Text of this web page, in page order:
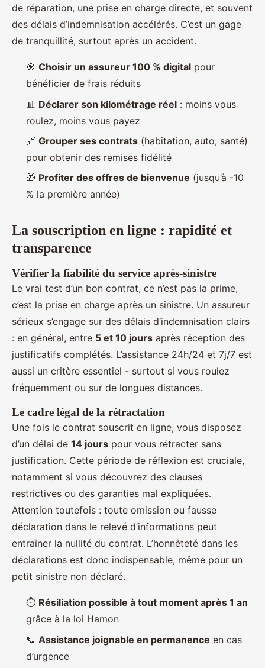
de réparation, une prise en charge directe, et souvent
des délais d’indemnisation accélérés. C’est un gage
de tranquillité, surtout après un accident.
🎯 Choisir un assureur 100 % digital pour
bénéficier de frais réduits
📊 Déclarer son kilométrage réel : moins vous
roulez, moins vous payez
🔗 Grouper ses contrats (habitation, auto, santé)
pour obtenir des remises fidélité
🎁 Profiter des offres de bienvenue (jusqu’à -10
% la première année)
La souscription en ligne : rapidité et
transparence
Vérifier la fiabilité du service après-sinistre
Le vrai test d’un bon contrat, ce n’est pas la prime,
c’est la prise en charge après un sinistre. Un assureur
sérieux s’engage sur des délais d’indemnisation clairs
: en général, entre 5 et 10 jours après réception des
justificatifs complétés. L’assistance 24h/24 et 7j/7 est
aussi un critère essentiel - surtout si vous roulez
fréquemment ou sur de longues distances.
Le cadre légal de la rétractation
Une fois le contrat souscrit en ligne, vous disposez
d’un délai de 14 jours pour vous rétracter sans
justification. Cette période de réflexion est cruciale,
notamment si vous découvrez des clauses
restrictives ou des garanties mal expliquées.
Attention toutefois : toute omission ou fausse
déclaration dans le relevé d’informations peut
entraîner la nullité du contrat. L’honnêteté dans les
déclarations est donc indispensable, même pour un
petit sinistre non déclaré.
⏱️ Résiliation possible à tout moment après 1 an
grâce à la loi Hamon
📞 Assistance joignable en permanence en cas
d’urgence